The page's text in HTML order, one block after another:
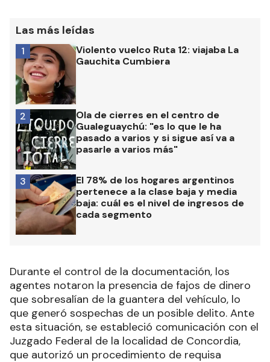
Las más leídas
Violento vuelco Ruta 12: viajaba La
Gauchita Cumbiera
1
Ola de cierres en el centro de
Gualeguaychú: "es lo que le ha
pasado a varios y si sigue así va a
pasarle a varios más"
2
El 78% de los hogares argentinos
pertenece a la clase baja y media
baja: cuál es el nivel de ingresos de
cada segmento
3
Durante el control de la documentación, los
agentes notaron la presencia de fajos de dinero
que sobresalían de la guantera del vehículo, lo
que generó sospechas de un posible delito. Ante
esta situación, se estableció comunicación con el
Juzgado Federal de la localidad de Concordia,
que autorizó un procedimiento de requisa